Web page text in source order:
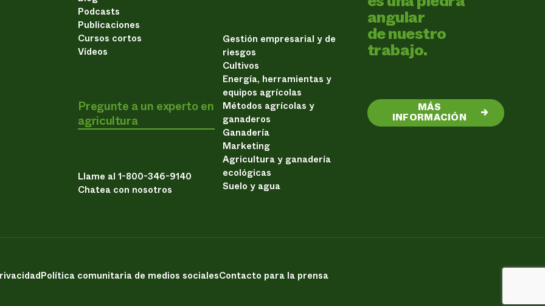
Podcasts
Publicaciones
Cursos cortos
Vídeos
Pregunte a un experto en
agricultura
Llame al 1-800-346-9140
Chatea con nosotros
Gestión empresarial y de
riesgos
Cultivos
Energía, herramientas y
equipos agrícolas
Métodos agrícolas y
ganaderos
Ganadería
Marketing
Agricultura y ganadería
ecológicas
Suelo y agua
angular
de nuestro
trabajo.
MÁS
INFORMACIÓN →
Política comunitaria de medios socialesContacto para la prensa